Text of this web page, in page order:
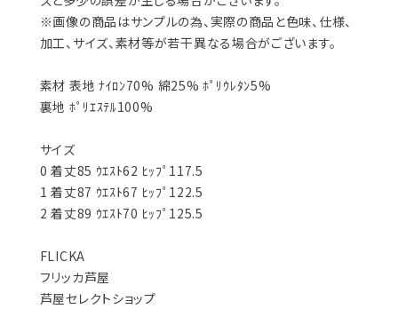
※画像の商品はサンプルの為、実際の商品と色味、仕様、
加工、サイズ、素材等が若干異なる場合がございます。
素材 表地 ﾅｲﾛﾝ70% 綿25% ﾎﾟﾘｳﾚﾀﾝ5%
裏地 ﾎﾟﾘｴｽﾃﾙ100%
サイズ
0 着丈85 ｳｴｽﾄ62 ﾋｯﾌﾟ117.5
1 着丈87 ｳｴｽﾄ67 ﾋｯﾌﾟ122.5
2 着丈89 ｳｴｽﾄ70 ﾋｯﾌﾟ125.5
FLICKA
フリッカ芦屋
芦屋セレクトショップ